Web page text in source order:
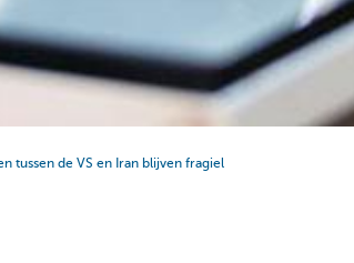
tussen de VS en Iran blijven fragiel